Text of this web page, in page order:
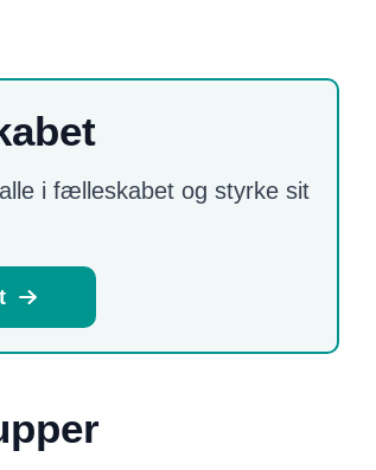
i fælleskabet og styrke sit